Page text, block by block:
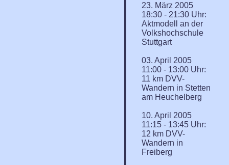
23. März 2005
18:30 - 21:30 Uhr:
Aktmodell an der
Volkshochschule
Stuttgart
03. April 2005
11:00 - 13:00 Uhr:
11 km DVV-
Wandern in Stetten
am Heuchelberg
10. April 2005
11:15 - 13:45 Uhr:
12 km DVV-
Wandern in
Freiberg